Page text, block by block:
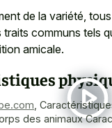
de la variété,
traits communs tels
amicale.
des animaux